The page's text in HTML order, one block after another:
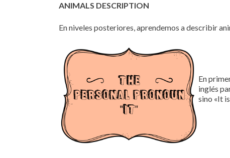
ANIMALS DESCRIPTION
En niveles posteriores, aprendemos a describir
En
inglés
sino «It